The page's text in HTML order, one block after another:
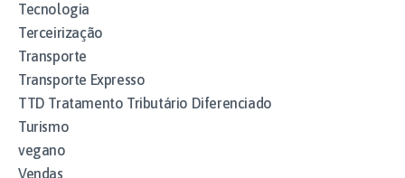
Tecnologia
Terceirização
Transporte
Transporte Expresso
TTD Tratamento Tributário Diferenciado
Turismo
vegano
Vendas